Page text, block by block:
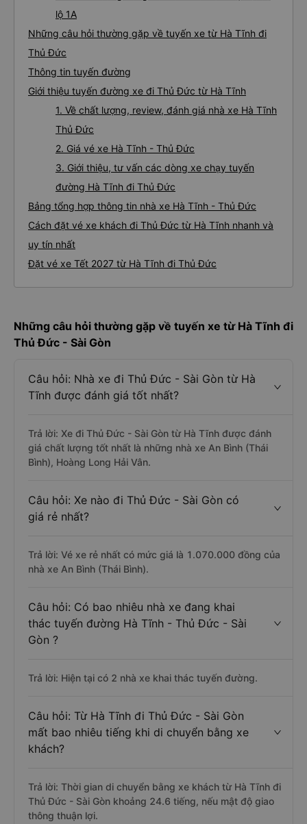
lộ 1A
Những câu hỏi thường gặp về tuyến xe từ Hà Tĩnh đi
Thủ Đức
Thông tin tuyến đường
Giới thiệu tuyến đường xe đi Thủ Đức từ Hà Tĩnh
1. Về chất lượng, review, đánh giá nhà xe Hà Tĩnh
Thủ Đức
2. Giá vé xe Hà Tĩnh - Thủ Đức
3. Giới thiệu, tư vấn các dòng xe chạy tuyến
đường Hà Tĩnh đi Thủ Đức
Bảng tổng hợp thông tin nhà xe Hà Tĩnh - Thủ Đức
Cách đặt vé xe khách đi Thủ Đức từ Hà Tĩnh nhanh và
uy tín nhất
Đặt vé xe Tết 2027 từ Hà Tĩnh đi Thủ Đức
Những câu hỏi thường gặp về tuyến xe từ Hà Tĩnh đi
Thủ Đức - Sài Gòn
Câu hỏi: Nhà xe đi Thủ Đức - Sài Gòn từ Hà
Tĩnh được đánh giá tốt nhất?
Trả lời: Xe đi Thủ Đức - Sài Gòn từ Hà Tĩnh được đánh
giá chất lượng tốt nhất là những nhà xe An Bình (Thái
Bình), Hoàng Long Hải Vân.
Câu hỏi: Xe nào đi Thủ Đức - Sài Gòn có
giá rẻ nhất?
Trả lời: Vé xe rẻ nhất có mức giá là 1.070.000 đồng của
nhà xe An Bình (Thái Bình).
Câu hỏi: Có bao nhiêu nhà xe đang khai
thác tuyến đường Hà Tĩnh - Thủ Đức - Sài
Gòn ?
Trả lời: Hiện tại có 2 nhà xe khai thác tuyến đường.
Câu hỏi: Từ Hà Tĩnh đi Thủ Đức - Sài Gòn
mất bao nhiêu tiếng khi di chuyển bằng xe
khách?
Trả lời: Thời gian di chuyển bằng xe khách từ Hà Tĩnh đi
Thủ Đức - Sài Gòn khoảng 24.6 tiếng, nếu mật độ giao
thông thuận lợi.